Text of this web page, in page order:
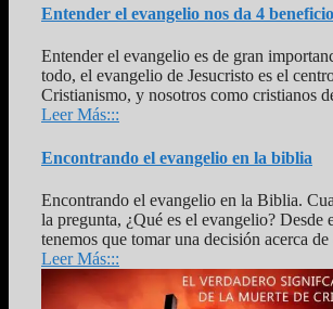
Entender el evangelio nos da 4
Entender el evangelio es de gran
todo, el evangelio de Jesucristo es el
Cristianismo, y nosotros como cristianos
Leer Más:::
Encontrando el evangelio en la biblia
Encontrando el evangelio en la Biblia.
la pregunta, ¿Qué es el evangelio? Desde
tenemos que tomar una decisión acerca de
Leer Más:::